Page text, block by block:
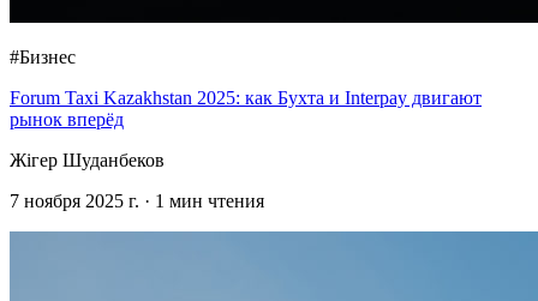
#Бизнес
Forum Taxi Kazakhstan 2025: как Бухта и Interpay двигают
рынок вперёд
Жігер Шуданбеков
7 ноября 2025 г. · 1 мин чтения